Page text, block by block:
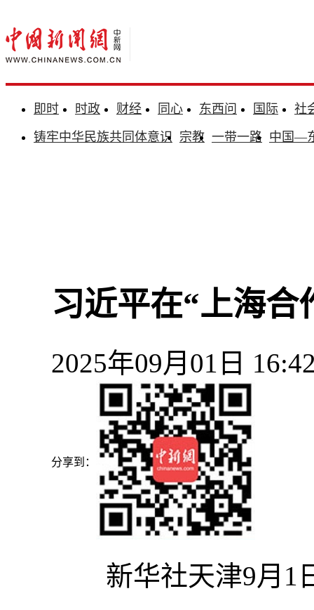
即时 时政 财经 同心 东西问 国际
社
铸牢中华民族共同体意识 宗教 一带一路 中国—
习近平在“上海合
2025年09月01日
分享到：
新华社天津9月1